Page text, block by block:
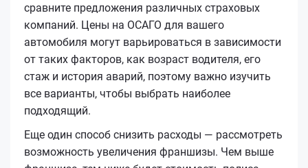
сравните предложения различных страховых
компаний. Цены на ОСАГО для вашего
автомобиля могут варьироваться в зависимости
от таких факторов, как возраст водителя, его
стаж и история аварий, поэтому важно изучить
все варианты, чтобы выбрать наиболее
подходящий.
Еще один способ снизить расходы — рассмотреть
возможность увеличения франшизы. Чем выше